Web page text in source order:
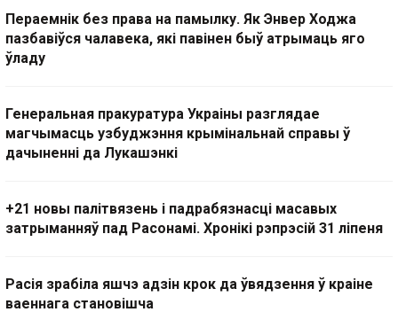
Пераемнік без права на памылку. Як Энвер Ходжа
пазбавіўся чалавека, які павінен быў атрымаць яго
ўладу
Генеральная пракуратура Украіны разглядае
магчымасць узбуджэння крымінальнай справы ў
дачыненні да Лукашэнкі
+21 новы палітвязень і падрабязнасці масавых
затрыманняў пад Расонамі. Хронікі рэпрэсій 31 ліпеня
Расія зрабіла яшчэ адзін крок да ўвядзення ў краіне
ваеннага становішча